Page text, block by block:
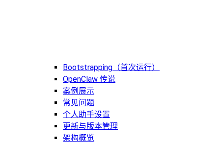
Bootstrapping（首次运行）
OpenClaw 传说
案例展示
常见问题
个人助手设置
更新与版本管理
架构概览